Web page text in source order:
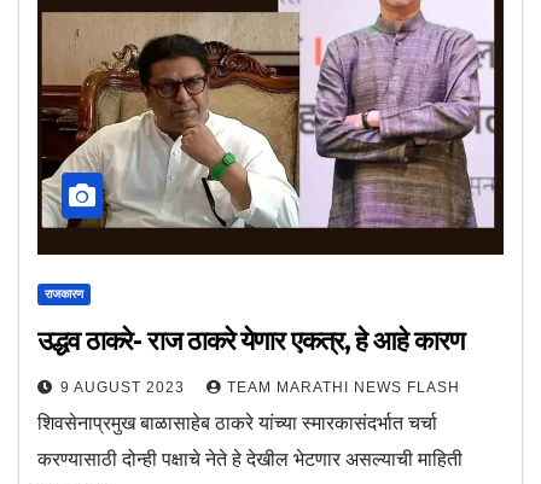
राजकारण
उद्धव ठाकरे- राज ठाकरे येणार एकत्र, हे आहे कारण
9 AUGUST 2023 TEAM MARATHI NEWS FLASH
शिवसेनाप्रमुख बाळासाहेब ठाकरे यांच्या स्मारकासंदर्भात चर्चा
करण्यासाठी दोन्ही पक्षाचे नेते हे देखील भेटणार असल्याची माहिती